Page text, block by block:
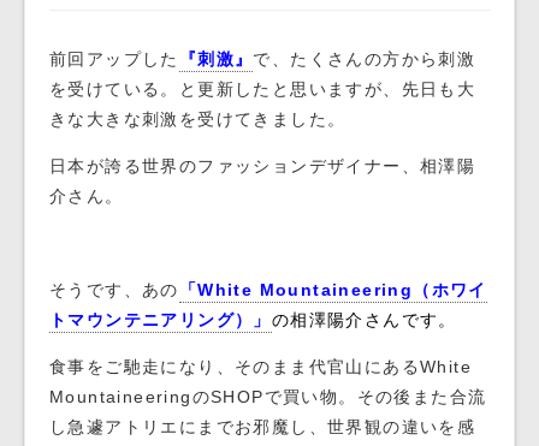
前回アップした 『刺激』 で、たくさんの方から刺激
を受けている。と更新したと思いますが、先日も大
きな大きな刺激を受けてきました。
日本が誇る世界のファッションデザイナー、相澤陽
介さん。
そうです、あの
「White Mountaineering（ホワイ
トマウンテニアリング）」 の相澤陽介さんです。
食事をご馳走になり、そのまま代官山にあるWhite
MountaineeringのSHOPで買い物。その後また合流
し急遽アトリエにまでお邪魔し、世界観の違いを感